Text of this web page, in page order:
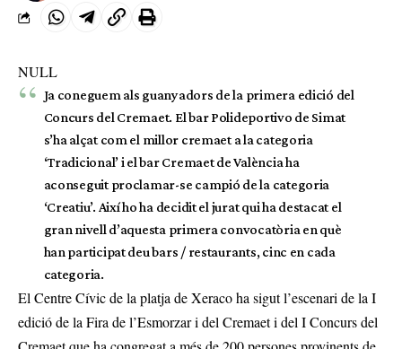
NULL
Ja coneguem als guanyadors de la primera edició del
Concurs del Cremaet. El bar Polideportivo de Simat
s’ha alçat com el millor cremaet a la categoria
‘Tradicional’ i el bar Cremaet de València ha
aconseguit proclamar-se campió de la categoria
‘Creatiu’. Així ho ha decidit el jurat qui ha destacat el
gran nivell d’aquesta primera convocatòria en què
han participat deu bars / restaurants, cinc en cada
categoria.
El Centre Cívic de la platja de Xeraco ha sigut l’escenari de la I
edició de la Fira de l’Esmorzar i del Cremaet i del I Concurs del